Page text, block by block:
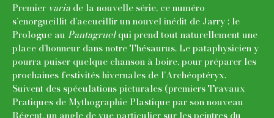
Premier varia de la nouvelle série, ce numéro
s’enorgueillit d’accueillir un nouvel inédit de Jarry : le
Prologue au Pantagruelqui prend tout naturellement une
place d’honneur dans notre Thésaurus. Le pataphysicien y
pourra puiser quelque chanson à boire, pour préparer les
prochaines festivités hivernales de l’Archéoptéryx.
Suivent des spéculations picturales (premiers Travaux
Pratiques de Mythographie Plastique par son nouveau